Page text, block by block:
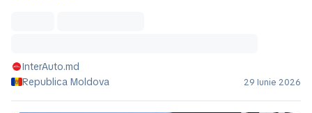
InterAuto.md
Republica Moldova
29 Iunie 2026